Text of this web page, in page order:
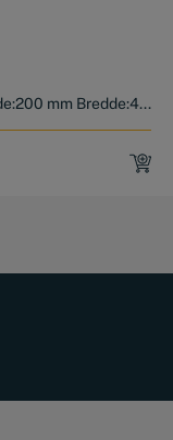
mm Bredde:4...